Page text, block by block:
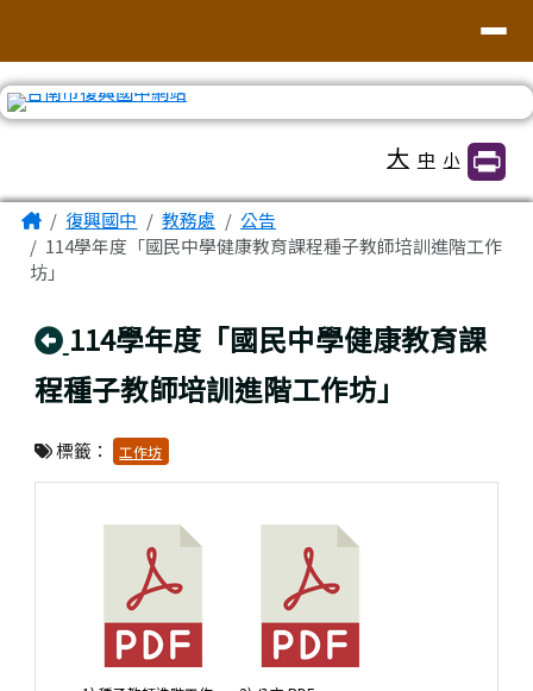
大 中 小
主內容區域
Home復興國中 教務處
公告
114學年度「國民中學健康教育課程種子教師培訓進階工作
坊」
回上頁
114學年度「國民中學健康教育課
程種子教師培訓進階工作坊」
標籤： 工作坊
頁尾區域